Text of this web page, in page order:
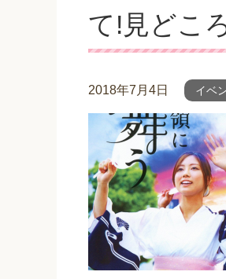
て!見どこ
2018年7月4日 イベ